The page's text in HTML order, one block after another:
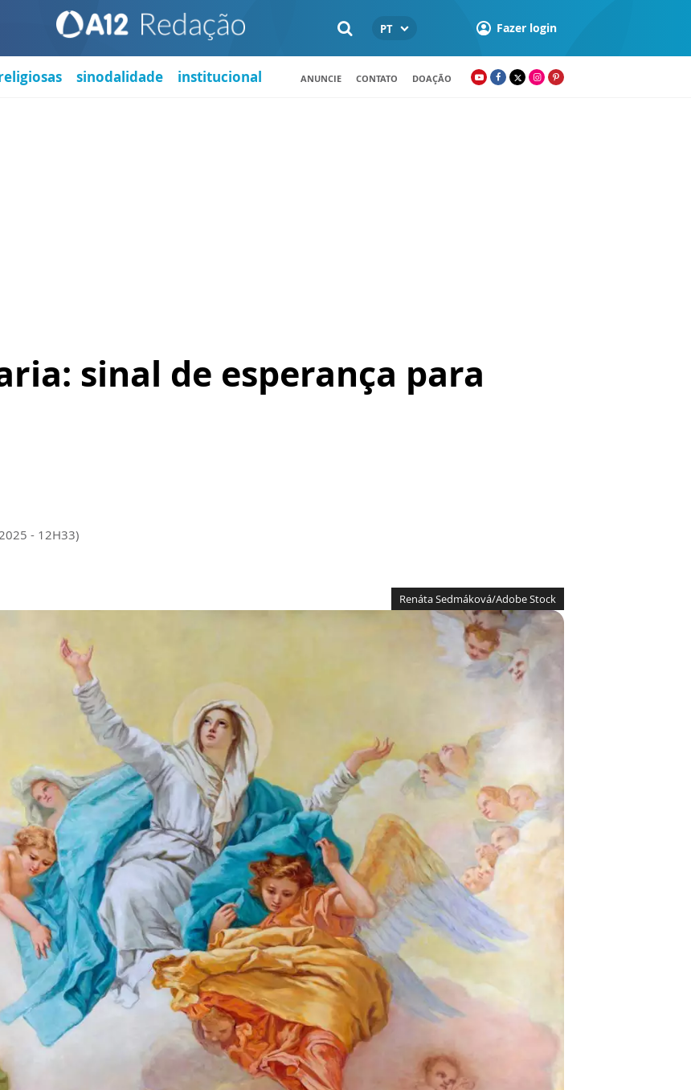
PT Fazer login
sinodalidade institucional ANUNCIE CONTATO DOAÇÃO
sinal de esperança para
- 12H33)
Renáta Sedmáková/Adobe Stock